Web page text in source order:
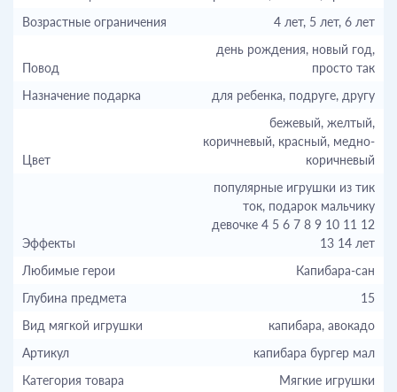
Возрастные ограничения
4 лет, 5 лет, 6 лет
Повод
день рождения, новый год,
просто так
Назначение подарка
для ребенка, подруге, другу
Цвет
бежевый, желтый,
коричневый, красный, медно-
коричневый
Эффекты
популярные игрушки из тик
ток, подарок мальчику
девочке 4 5 6 7 8 9 10 11 12
13 14 лет
Любимые герои
Капибара-сан
Глубина предмета
15
Вид мягкой игрушки
капибара, авокадо
Артикул
капибара бургер мал
Категория товара
Мягкие игрушки